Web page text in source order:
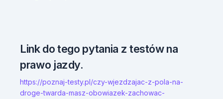
Link do tego pytania z testów na
prawo jazdy.
https://poznaj-testy.pl/czy-wjezdzajac-z-pola-na-
droge-twarda-masz-obowiazek-zachowac-